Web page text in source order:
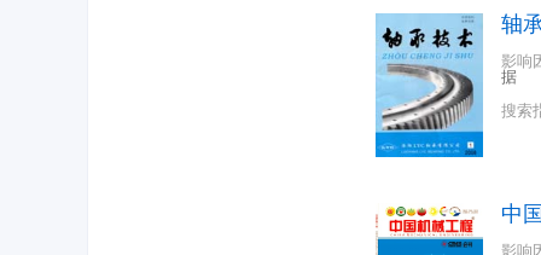
轴
影响
据
搜索
中
影响